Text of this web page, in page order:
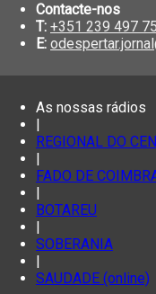
Contacte-nos
T: +351 239 497
E:
As nossas rádios
|
REGIONAL DO
|
FADO DE
|
BOTAREU
|
SOBERANIA
|
SAUDADE (online)